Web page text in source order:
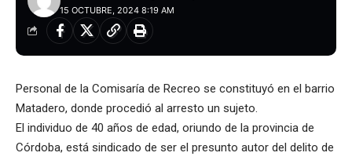
15 OCTUBRE, 2024 8:19 AM
Personal de la Comisaría de Recreo se constituyó en el barrio
Matadero, donde procedió al arresto un sujeto.
El individuo de 40 años de edad, oriundo de la provincia de
Córdoba, está sindicado de ser el presunto autor del delito de